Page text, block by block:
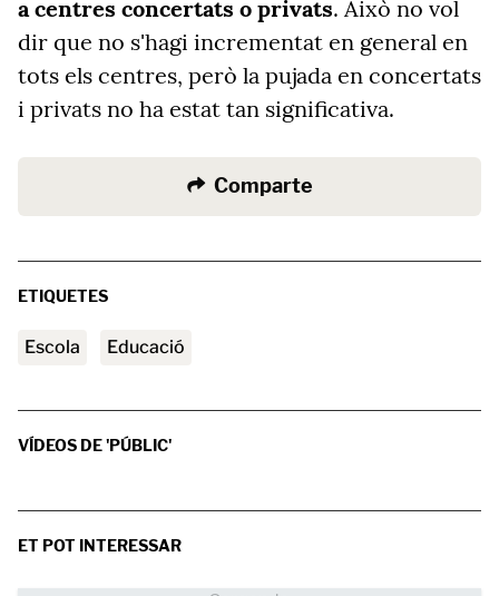
a centres concertats o privats. Això no vol
dir que no s'hagi incrementat en general en
tots els centres, però la pujada en concertats
i privats no ha estat tan significativa.
Comparte
ETIQUETES
escola educació
VÍDEOS DE 'PÚBLIC'
ET POT INTERESSAR